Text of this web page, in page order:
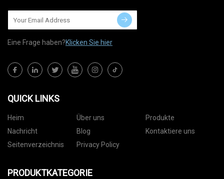
Eine Frage haben?Klicken Sie hier
QUICK LINKS
Heim Über uns
Produkte
Nachricht
Blog
Kontaktiere uns
Seitenverzeichnis
Privacy Policy
PRODUKTKATEGORIE